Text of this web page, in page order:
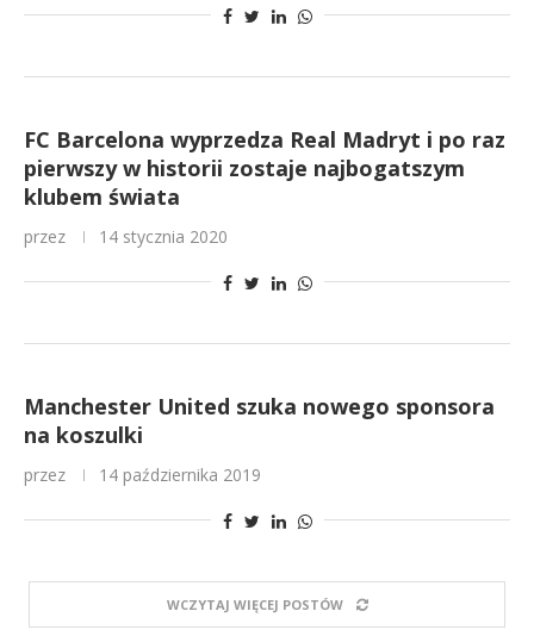
FC Barcelona wyprzedza Real Madryt i po raz
pierwszy w historii zostaje najbogatszym
klubem świata
przez 14 stycznia 2020
Manchester United szuka nowego sponsora
na koszulki
przez 14 października 2019
WCZYTAJ WIĘCEJ POSTÓW